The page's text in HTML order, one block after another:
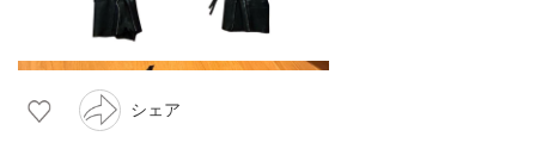
シェア